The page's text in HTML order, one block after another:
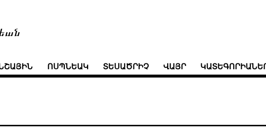
ՈՍՊՆԵԱԿ ՏԵՍԱԾՐԻՉ ՎԱՅՐ